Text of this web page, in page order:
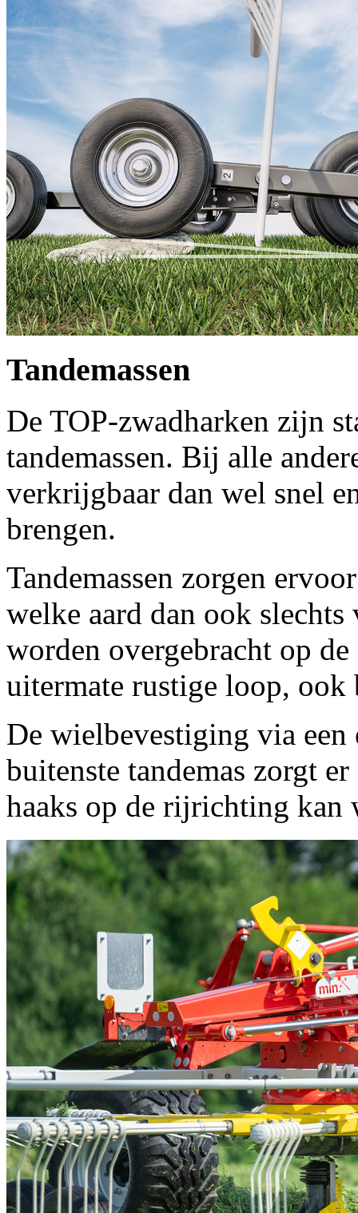
Tandemassen
De TOP-zwadharken zijn
tandemassen. Bij alle
verkrijgbaar dan wel snel
brengen.
Tandemassen zorgen
welke aard dan ook
worden overgebracht op
uitermate rustige loop, ook
De wielbevestiging via een
buitenste tandemas zorgt
haaks op de rijrichting kan